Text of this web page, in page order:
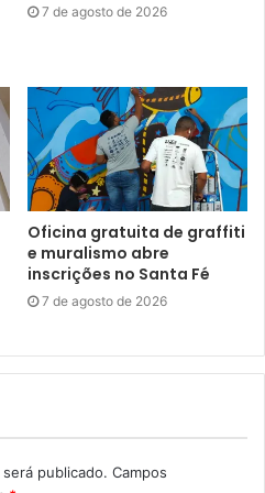
(PPA), a partir deste ano
que compõem a sua
social da pasta,
que o programa é
que abordam
para a aposentadoria.
temas como saúde física e
e a importância do
Também trazemos relatos
empreendedorismo e
fase”, detalhou.
7 de agosto de 2026
Oficina gratuita de graffiti
e muralismo abre
inscrições no Santa Fé
7 de agosto de 2026
publicado. Campos